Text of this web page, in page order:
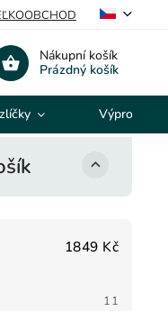
Nákupní košík
Prázdný košík
Výprodej
1849 Kč
11